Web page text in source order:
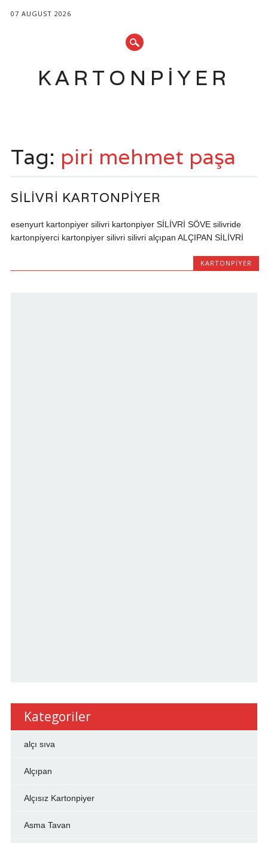
07 AUGUST 2026
KARTONPIYER
content
Tag: piri mehmet paşa
SILIVRI KARTONPIYER
esenyurt kartonpiyer silivri kartonpiyer SİLİVRİ SÖVE silivride
kartonpiyerci kartonpiyer silivri silivri alçıpan ALÇIPAN SİLİVRİ
KARTONPIYER
Kategoriler
alçı sıva
Alçıpan
Alçısız Kartonpiyer
Asma Tavan